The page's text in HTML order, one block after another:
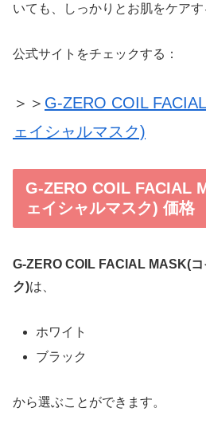
いても、しっかりとお肌をケアす
公式サイトをチェックする：
＞＞ G-ZERO COIL
ェイシャルマスク)
G-ZERO COIL FACIAL
ェイシャルマスク) 価格
G-ZERO COIL FACIAL MASK(
ク)は、
ホワイト
ブラック
から選ぶことができます。